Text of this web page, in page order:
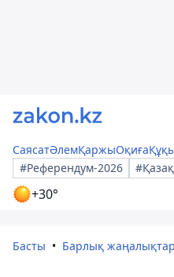
СаясатӘлемҚаржыОқиға
#Референдум-2026
+30°
Басты Барлық жаңалықтар